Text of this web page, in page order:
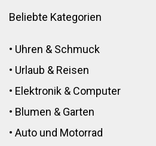
Beliebte Kategorien
• Uhren & Schmuck
• Urlaub & Reisen
• Elektronik & Computer
• Blumen & Garten
• Auto und Motorrad